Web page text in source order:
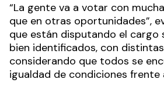
“La gente va a votar con
que en otras oportunidades”,
que están disputando el cargo
bien identificados, con
considerando que todos se
igualdad de condiciones frente